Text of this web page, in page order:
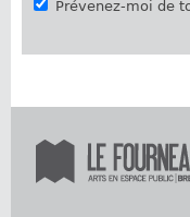
Prévenez-moi de